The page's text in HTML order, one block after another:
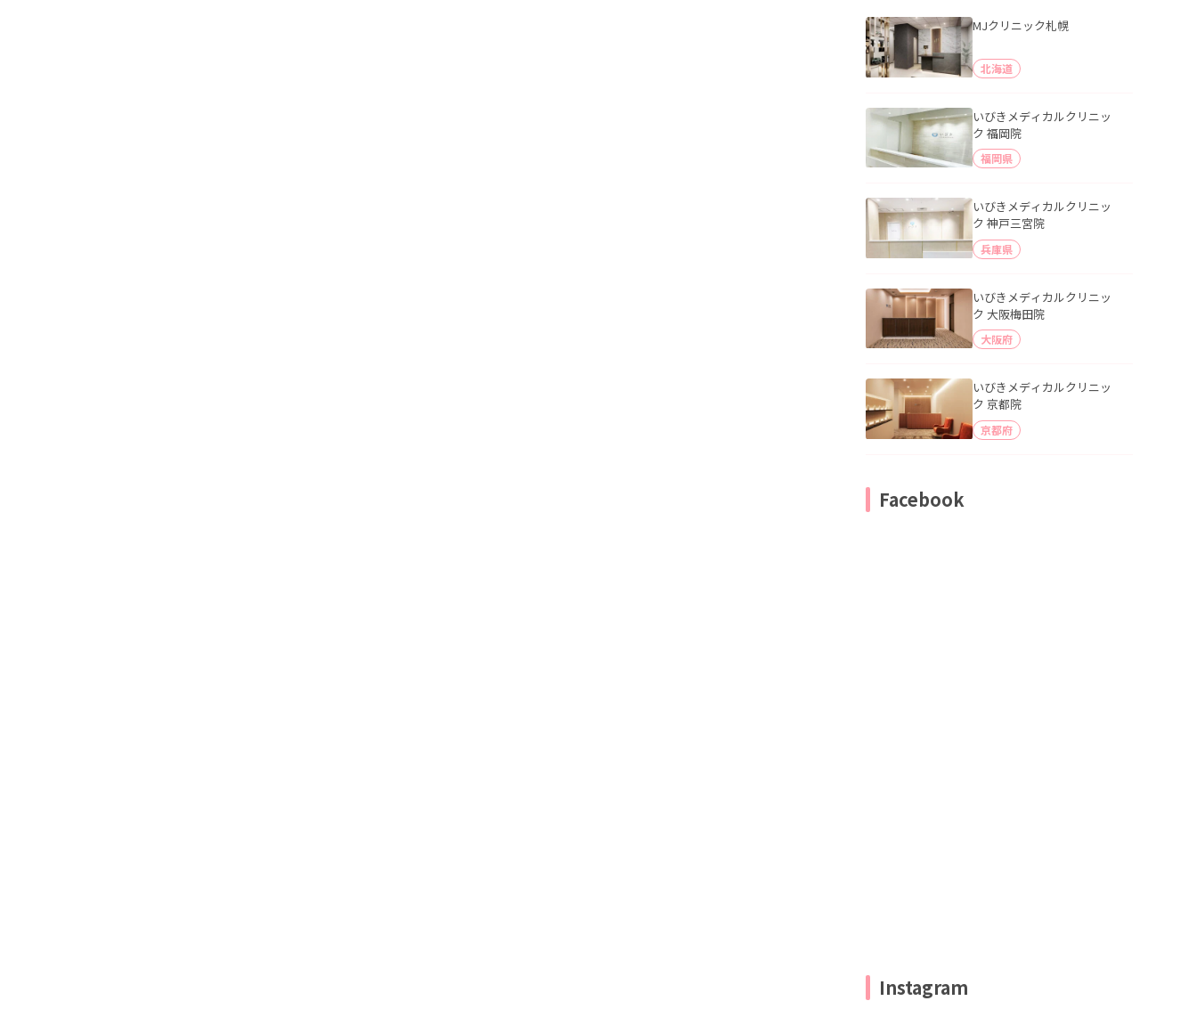
MJクリニック札幌
北海道
いびきメディカルクリニッ
ク 福岡院
福岡県
いびきメディカルクリニッ
ク 神戸三宮院
兵庫県
いびきメディカルクリニッ
ク 大阪梅田院
大阪府
いびきメディカルクリニッ
ク 京都院
京都府
Facebook
Instagram